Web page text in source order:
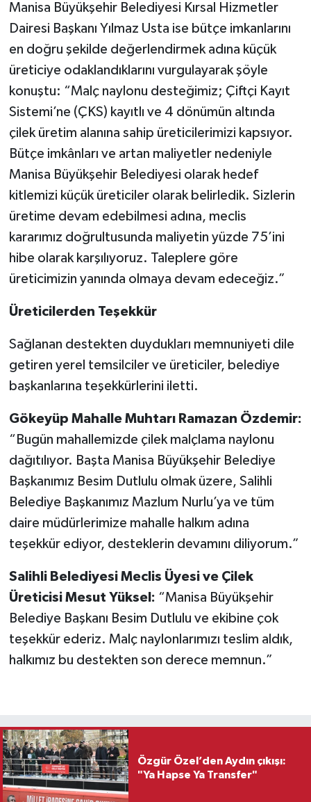
Manisa Büyükşehir Belediyesi Kırsal Hizmetler
Dairesi Başkanı Yılmaz Usta ise bütçe imkanlarını
en doğru şekilde değerlendirmek adına küçük
üreticiye odaklandıklarını vurgulayarak şöyle
konuştu: “Malç naylonu desteğimiz; Çiftçi Kayıt
Sistemi’ne (ÇKS) kayıtlı ve 4 dönümün altında
çilek üretim alanına sahip üreticilerimizi kapsıyor.
Bütçe imkânları ve artan maliyetler nedeniyle
Manisa Büyükşehir Belediyesi olarak hedef
kitlemizi küçük üreticiler olarak belirledik. Sizlerin
üretime devam edebilmesi adına, meclis
kararımız doğrultusunda maliyetin yüzde 75’ini
hibe olarak karşılıyoruz. Taleplere göre
üreticimizin yanında olmaya devam edeceğiz.”
Üreticilerden Teşekkür
Sağlanan destekten duydukları memnuniyeti dile
getiren yerel temsilciler ve üreticiler, belediye
başkanlarına teşekkürlerini iletti.
Gökeyüp Mahalle Muhtarı Ramazan Özdemir:
“Bugün mahallemizde çilek malçlama naylonu
dağıtılıyor. Başta Manisa Büyükşehir Belediye
Başkanımız Besim Dutlulu olmak üzere, Salihli
Belediye Başkanımız Mazlum Nurlu’ya ve tüm
daire müdürlerimize mahalle halkım adına
teşekkür ediyor, desteklerin devamını diliyorum.”
Salihli Belediyesi Meclis Üyesi ve Çilek
Üreticisi Mesut Yüksel: “Manisa Büyükşehir
Belediye Başkanı Besim Dutlulu ve ekibine çok
teşekkür ederiz. Malç naylonlarımızı teslim aldık,
halkımız bu destekten son derece memnun.”
Özgür Özel’den Aydın çıkışı:
"Ya Hapse Ya Transfer"